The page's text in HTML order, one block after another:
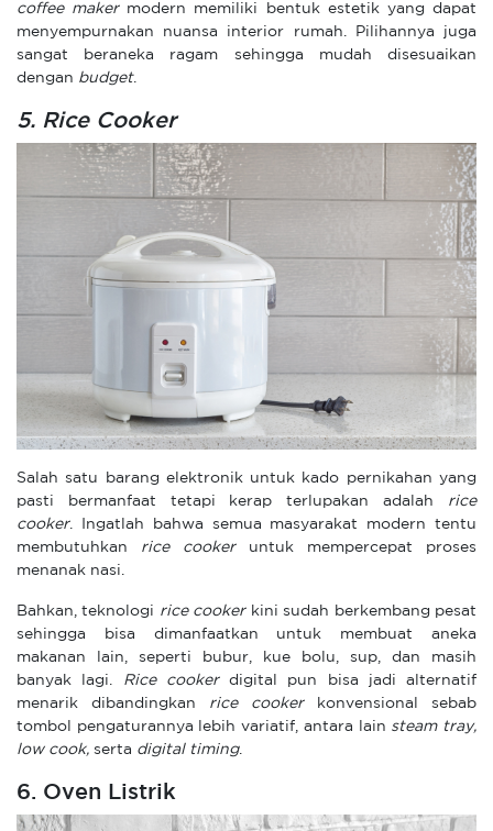
coffee maker modern memiliki bentuk estetik yang dapat
menyempurnakan nuansa interior rumah. Pilihannya juga
sangat beraneka ragam sehingga mudah disesuaikan
dengan budget.
5. Rice Cooker
Salah satu barang elektronik untuk kado pernikahan yang
pasti bermanfaat tetapi kerap terlupakan adalah rice
cooker. Ingatlah bahwa semua masyarakat modern tentu
membutuhkan rice cooker untuk mempercepat proses
menanak nasi.
Bahkan, teknologi rice cooker kini sudah berkembang pesat
sehingga bisa dimanfaatkan untuk membuat aneka
makanan lain, seperti bubur, kue bolu, sup, dan masih
banyak lagi.
Rice cooker digital pun bisa jadi alternatif
menarik dibandingkan rice cooker
konvensional sebab
tombol pengaturannya lebih variatif, antara lain steam tray,
low cook, serta digital timing.
6. Oven Listrik